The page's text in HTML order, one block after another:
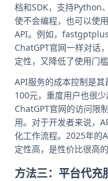
档和SDK，支持Python
使不会编程，也可以使
API。例如，
ChatGPT官网一样对话
定性，又降低了使用门槛
API服务的成本控制是
100元，重度用户也很
ChatGPT官网的访问限
用。对于开发者来说，
化工作流程。2025年的
定性高，是性价比很高的
方法三：平台代充